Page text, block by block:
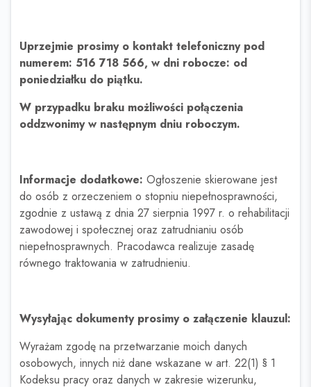
Uprzejmie prosimy o kontakt telefoniczny pod
numerem: 516 718 566, w dni robocze: od
poniedziałku do piątku.
W przypadku braku możliwości połączenia
oddzwonimy w następnym dniu roboczym.
Informacje dodatkowe: Ogłoszenie skierowane jest
do osób z orzeczeniem o stopniu niepełnosprawności,
zgodnie z ustawą z dnia 27 sierpnia 1997 r. o rehabilitacji
zawodowej i społecznej oraz zatrudnianiu osób
niepełnosprawnych. Pracodawca realizuje zasadę
równego traktowania w zatrudnieniu.
Wysyłając dokumenty prosimy o załączenie klauzul:
Wyrażam zgodę na przetwarzanie moich danych
osobowych, innych niż dane wskazane w art. 22(1) § 1
Kodeksu pracy oraz danych w zakresie wizerunku,